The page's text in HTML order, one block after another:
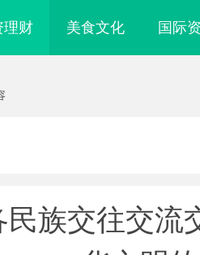
理财 美食文化 国际
族交往交流